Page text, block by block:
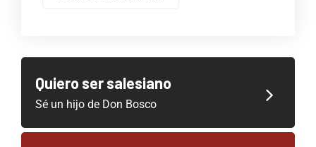
Quiero ser salesiano
Sé un hijo de Don Bosco